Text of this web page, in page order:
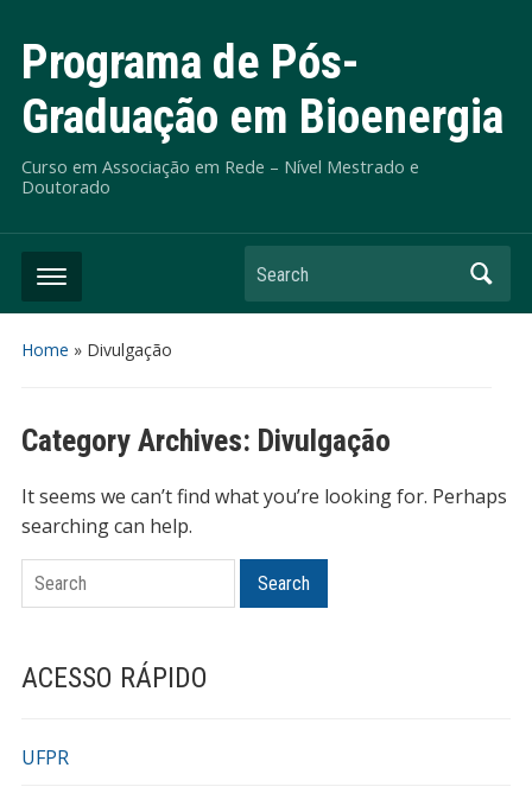
Programa de Pós-
Graduação em Bioenergia
Curso em Associação em Rede – Nível Mestrado e
Doutorado
Search
Home » Divulgação
Category Archives: Divulgação
ACESSO RÁPIDO
UFPR
It seems we can’t find what you’re looking for. Perhaps
searching can help.
Search
Search